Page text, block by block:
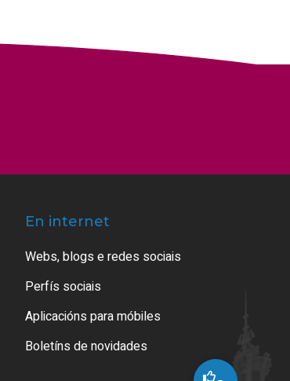
En internet
Webs, blogs e redes sociais
Perfís sociais
Aplicacións para móbiles
Boletíns de novidades